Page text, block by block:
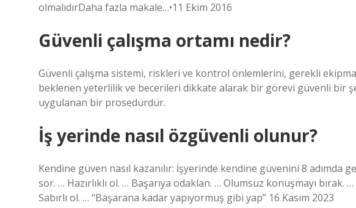
olmalıdırDaha fazla makale…•11 Ekim 2016
Güvenli çalışma ortamı nedir?
Güvenli çalışma sistemi, riskleri ve kontrol önlemlerini, gerekli
beklenen yeterlilik ve becerileri dikkate alarak bir görevi güvenli bir
uygulanan bir prosedürdür.
İş yerinde nasıl özgüvenli olunur?
Kendine güven nasıl kazanılır: İşyerinde kendine güvenini 8
sor. … Hazırlıklı ol. … Başarıya odaklan. … Olumsuz konuşmayı bırak.
Sabırlı ol. … “Başarana kadar yapıyormuş gibi yap” 16 Kasım 2023